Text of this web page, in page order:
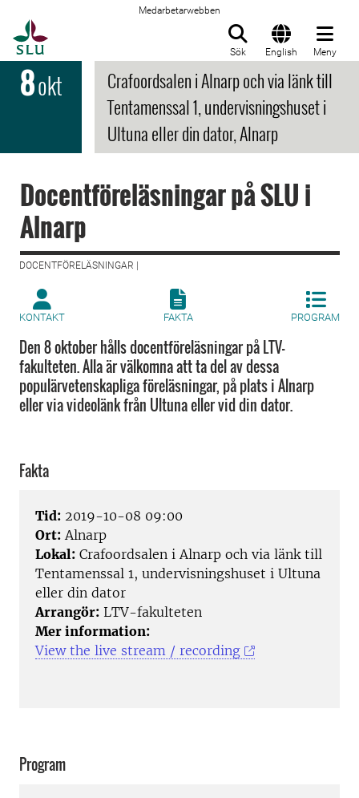
Medarbetarwebben
Sök English Meny
8okt
Crafoordsalen i Alnarp och via länk till
Tentamenssal 1, undervisningshuset i
Ultuna eller din dator, Alnarp
Docentföreläsningar på SLU i
Alnarp
DOCENTFÖRELÄSNINGAR |
KONTAKT FAKTA PROGRAM
Den 8 oktober hålls docentföreläsningar på LTV-
fakulteten. Alla är välkomna att ta del av dessa
populärvetenskapliga föreläsningar, på plats i Alnarp
eller via videolänk från Ultuna eller vid din dator.
Fakta
Tid: 2019-10-08 09:00
Ort: Alnarp
Lokal: Crafoordsalen i Alnarp och via länk till
Tentamenssal 1, undervisningshuset i Ultuna
eller din dator
Arrangör: LTV-fakulteten
Mer information:
View the live stream / recording
Program